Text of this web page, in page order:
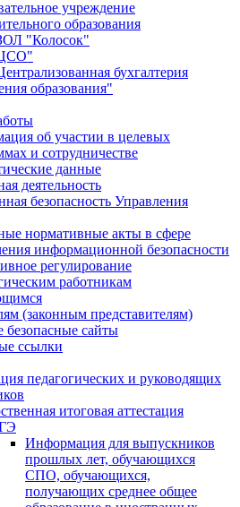
учреждение
образования
"Колосок"
бухгалтерия
образования"
об участии в целевых
и сотрудничестве
данные
деятельность
безопасность Управления
нормативные акты в сфере
информационной безопасности
регулирование
работникам
(законным представителям)
безопасные сайты
ссылки
педагогических и руководящих
итоговая аттестация
Информация для выпускников
прошлых лет, обучающихся
СПО, обучающихся,
получающих среднее общее